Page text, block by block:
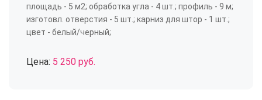
площадь - 5 м2; обработка угла - 4 шт.; профиль - 9 м;
изготовл. отверстия - 5 шт.; карниз для штор - 1 шт.;
цвет - белый/черный;
Цена: 5 250 руб.